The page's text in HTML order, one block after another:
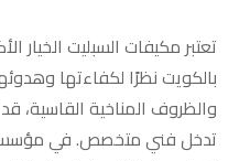
تعتبر مكيفات السبليت الخيار
بالكويت نظرًا لكفاءتها
والظروف المناخية القاسية،
تدخل فني متخصص. في